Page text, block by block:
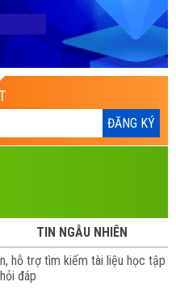
TIN NGẪU NHIÊN
hỗ trợ tìm kiếm tài liệu học tập
đáp